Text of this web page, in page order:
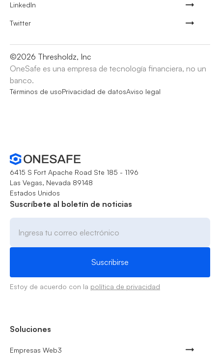
LinkedIn
Twitter
©2026 Thresholdz, Inc
OneSafe es una empresa de tecnología financiera, no un
banco.
Términos de usoPrivacidad de datosAviso legal
6415 S Fort Apache Road Ste 185 - 1196
Las Vegas, Nevada 89148
Estados Unidos
Suscríbete al boletín de noticias
Estoy de acuerdo con la política de privacidad
Soluciones
Empresas Web3